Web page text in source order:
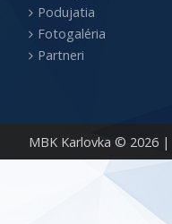
MBK Karlovka © 2026 |
Podujatia
Fotogaléria
Partneri